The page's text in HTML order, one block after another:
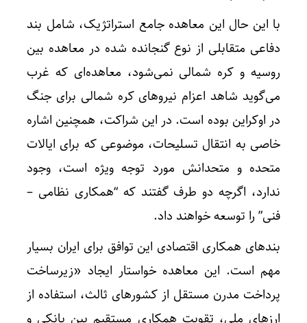
با این حال این معاهده جامع استراتژیک، شامل بند
دفاعی متقابلی از نوع گنجانده شده در معاهده بین
روسیه و کره شمالی نمی‌شود، معاهده‌ای که غرب
می‌گوید شاهد اعزام نیروهای کره شمالی برای جنگ
در اوکراین بوده است. در این شراکت، همچنین اشاره
خاصی به انتقال تسلیحات، موضوعی که برای ایالات
متحده و متحدانش مورد توجه ویژه است، وجود
ندارد، اگرچه دو طرف گفتند که “همکاری نظامی –
فنی” را توسعه خواهند داد.
بندهای همکاری اقتصادی این توافق برای ایران بسیار
مهم است. این معاهده خواستار ایجاد «زیرساخت
پرداخت مدرن مستقل از کشورهای ثالث، استفاده از
ارزهای ملی، تقویت همکاری مستقیم بین بانکی و